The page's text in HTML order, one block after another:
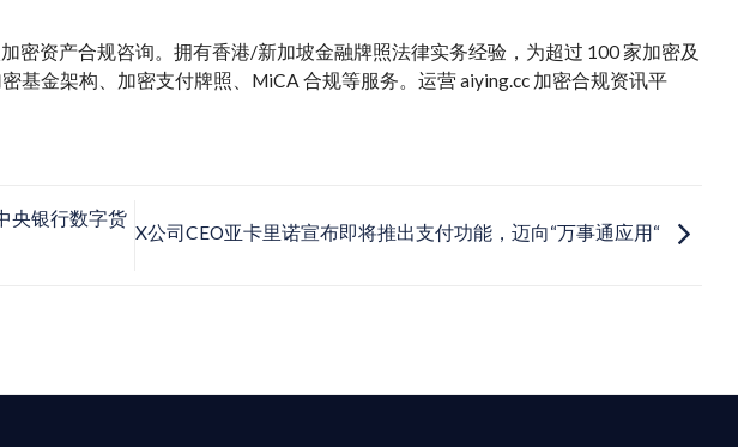
密资产合规咨询。拥有香港/新加坡金融牌照法律实务经验，为超过 100 家加密及
基金架构、加密支付牌照、MiCA 合规等服务。运营 aiying.cc 加密合规资讯平
央银行数字货
X公司CEO亚卡里诺宣布即将推出支付功能，迈向“万事通应用“